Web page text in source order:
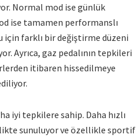
Normal mod ise günlük
ise tamamen performanslı
için farklı bir değiştirme düzeni
Ayrıca, gaz pedalının tepkileri
itibaren hissedilmeye
iyi tepkilere sahip. Daha hızlı
sunuluyor ve özellikle sportif